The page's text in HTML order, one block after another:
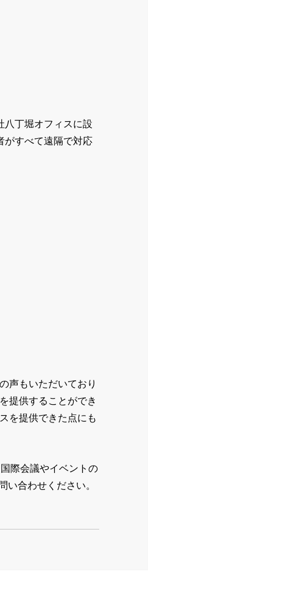
八丁堀オフィスに設
がすべて遠隔で対応
声もいただいており
提供することができ
を提供できた点にも
際会議やイベントの
合わせください。